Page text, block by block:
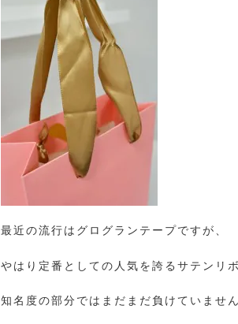
最近の流行はグログランテープですが、
やはり定番としての人気を誇るサテンリ
知名度の部分ではまだまだ負けていません